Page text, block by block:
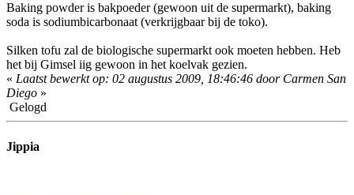
Baking powder is bakpoeder (gewoon uit de supermarkt), baking
soda is sodiumbicarbonaat (verkrijgbaar bij de toko).
Silken tofu zal de biologische supermarkt ook moeten hebben. Heb
het bij Gimsel iig gewoon in het koelvak gezien.
« Laatst bewerkt op: 02 augustus 2009, 18:46:46 door Carmen San
Diego »
Gelogd
Jippia